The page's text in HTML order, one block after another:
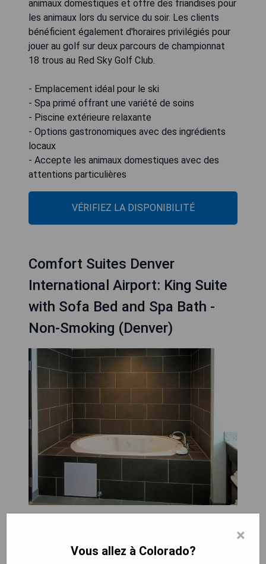
animaux domestiques et offre des friandises pour
les animaux lors du service du soir. Les clients
bénéficient également d'horaires privilégiés pour
jouer au golf sur deux parcours de championnat
18 trous au Red Sky Golf Club.
- Emplacement idéal pour le ski
- Spa primé offrant une variété de soins
- Piscine extérieure relaxante
- Options gastronomiques avec des ingrédients
locaux
- Accepte les animaux domestiques avec des
attentions particulières
VÉRIFIEZ LA DISPONIBILITÉ
Comfort Suites Denver
International Airport: King Suite
with Sofa Bed and Spa Bath -
Non-Smoking (Denver)
fumeurs avec jacuzzi. Offrant des articles de
×
Vous allez à Colorado?